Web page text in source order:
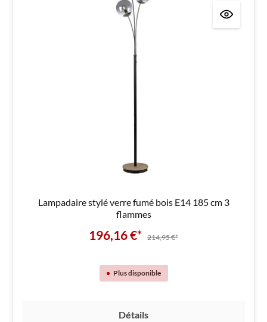
Lampadaire stylé verre fumé bois E14 185 cm 3
flammes
196,16 €* 214,95 €*
Plus disponible
Détails